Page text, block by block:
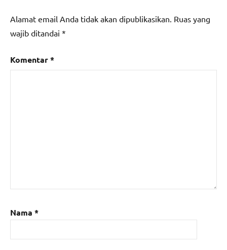
Alamat email Anda tidak akan dipublikasikan. Ruas yang
wajib ditandai *
Komentar*
Nama *